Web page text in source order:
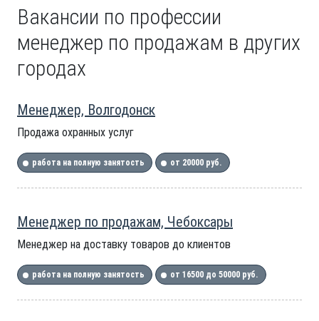
Вакансии по профессии
менеджер по продажам в других
городах
Менеджер, Волгодонск
Продажа охранных услуг
работа на полную занятость от 20000 руб.
Менеджер по продажам, Чебоксары
Менеджер на доставку товаров до клиентов
работа на полную занятость от 16500 до 50000 руб.